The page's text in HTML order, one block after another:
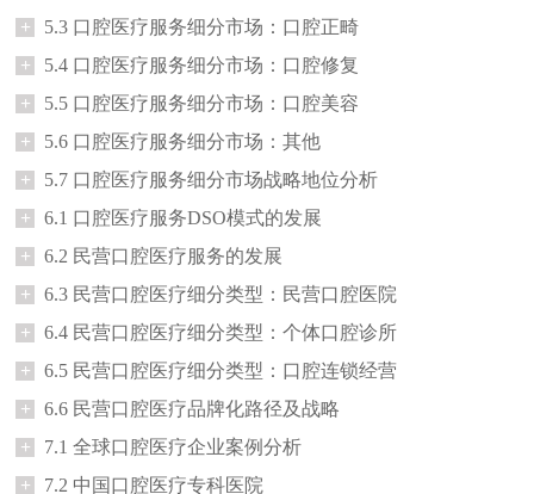
+
5.3 口腔医疗服务细分市场：口腔正畸
+
5.4 口腔医疗服务细分市场：口腔修复
+
5.5 口腔医疗服务细分市场：口腔美容
+
5.6 口腔医疗服务细分市场：其他
+
5.7 口腔医疗服务细分市场战略地位分析
+
6.1 口腔医疗服务DSO模式的发展
+
6.2 民营口腔医疗服务的发展
+
6.3 民营口腔医疗细分类型：民营口腔医院
+
6.4 民营口腔医疗细分类型：个体口腔诊所
+
6.5 民营口腔医疗细分类型：口腔连锁经营
+
6.6 民营口腔医疗品牌化路径及战略
+
7.1 全球口腔医疗企业案例分析
+
7.2 中国口腔医疗专科医院